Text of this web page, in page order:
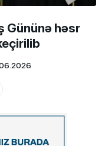
Gününə həsr